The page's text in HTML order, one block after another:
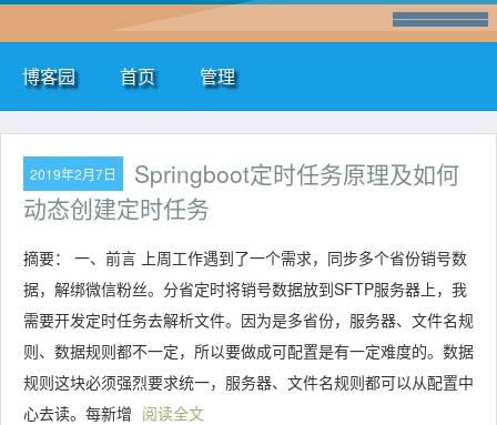
博客园 首页 管理
2019年2月7日
Springboot定时任务原理及如何
动态创建定时任务
摘要： 一、前言 上周工作遇到了一个需求，同步多个省份销号数
据，解绑微信粉丝。分省定时将销号数据放到SFTP服务器上，我
需要开发定时任务去解析文件。因为是多省份，服务器、文件名规
则、数据规则都不一定，所以要做成可配置是有一定难度的。数据
规则这块必须强烈要求统一，服务器、文件名规则都可以从配置中
心去读。每新增 阅读全文